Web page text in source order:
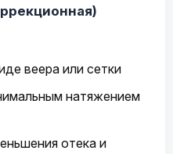
веера или сетки
натяжением
отека и